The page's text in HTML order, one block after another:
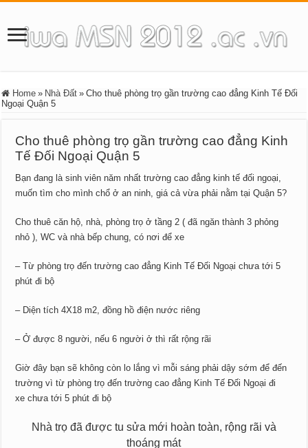
Home » Nhà Đất » Cho thuê phòng trọ gần trường cao đẳng Kinh Tế Đối
Ngoại Quận 5
Cho thuê phòng trọ gần trường cao đẳng Kinh
Tế Đối Ngoại Quận 5
Bạn đang là sinh viên năm nhất trường cao đẳng kinh tế đối ngoại,
muốn tìm cho mình chổ ở an ninh, giá cả vừa phải nằm tại Quận 5?
Cho thuê căn hộ, nhà, phòng trọ ở tầng 2 ( đã ngăn thành 3 phỏng
nhỏ ), WC và nhà bếp chung, có nơi để xe
– Từ phòng trọ đến trường cao đẳng Kinh Tế Đối Ngoại chưa tới 5
phút đi bộ
– Diện tích 4X18 m2, đồng hồ điện nước riêng
– Ở được 8 người, nếu 6 người ở thì rất rộng rãi
Giờ đây bạn sẽ không còn lo lắng vì mỗi sáng phải dậy sớm để đến
trường vì từ phòng trọ đến trường cao đẳng Kinh Tế Đối Ngoại đi
xe chưa tới 5 phút đi bộ
Nhà trọ đã được tu sửa mới hoàn toàn, rộng rãi và
thoáng mát